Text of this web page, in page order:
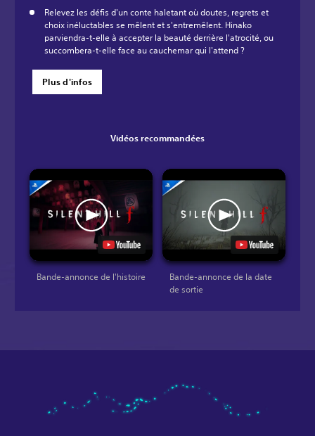
Relevez les défis d'un conte haletant où doutes, regrets et
choix inéluctables se mêlent et s'entremêlent. Hinako
parviendra-t-elle à accepter la beauté derrière l'atrocité, ou
succombera-t-elle face au cauchemar qui l'attend ?
Plus d'infos
Vidéos recommandées
Bande-annonce de l'histoire
Bande-annonce de la date
de sortie